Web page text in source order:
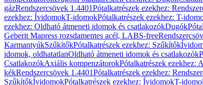
gázRendszercsövek 1.4401Pótalkatrészek ezekhez:
ezekhez: ÍvidomokT-idomokPótalkatrészek ezekhez: T-
ezekhez: Oldható átmeneti idomok és csatlakozókDugók
Geberit Mapress rozsdamentes acél, LABS-free
KarmantyúkSzűkítőkPótalkatrészek ezekhez: Szűkítők
idomok, oldhatatlanOldható átmeneti idomok és csatlakozók
CsatlakozókAxiális kompenzátorokPótalkatrészek ezekhez:
kékRendszercsövek 1.4401Pótalkatrészek ezekhez:
SzűkítőkÍvidomokPótalkatrészek ezekhez: ÍvidomokT-